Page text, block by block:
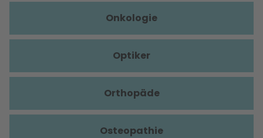
Onkologie
Optiker
Orthopäde
Osteopathie